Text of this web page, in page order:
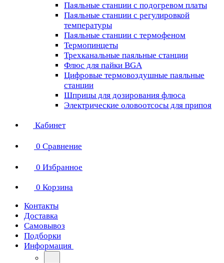
Паяльные станции с подогревом платы
Паяльные станции с регулировкой
температуры
Паяльные станции с термофеном
Термопинцеты
Трехканальные паяльные станции
Флюс для пайки BGA
Цифровые термовоздушные паяльные
станции
Шприцы для дозирования флюса
Электрические оловоотсосы для припоя
Кабинет
0 Сравнение
0 Избранное
0 Корзина
Контакты
Доставка
Самовывоз
Подборки
Информация